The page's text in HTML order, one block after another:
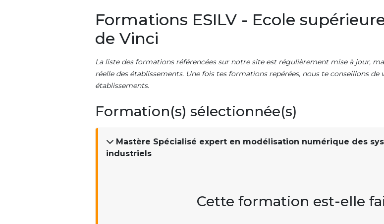
Formations ESILV - Ecole
de Vinci
La liste des formations référencées sur notre site est régulièrement mise à jour,
réelle des établissements. Une fois tes formations repérées, nous te conseillons
établissements.
Formation(s) sélectionnée(s)
Mastère Spécialisé expert en modélisation numérique des
industriels
Cette formation est-elle